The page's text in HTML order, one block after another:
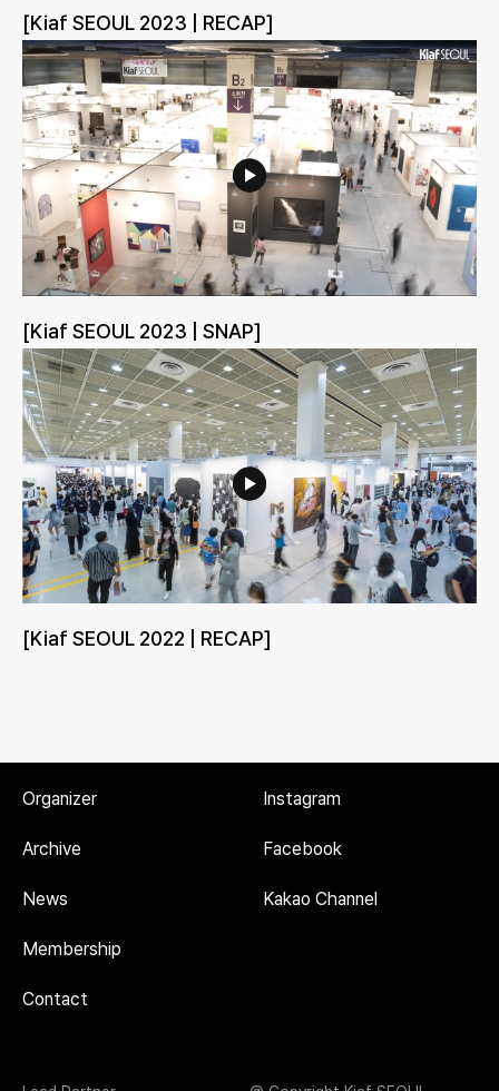
[Kiaf SEOUL 2023 | RECAP]
[Kiaf SEOUL 2023 | SNAP]
[Kiaf SEOUL 2022 | RECAP]
Organizer
Archive
News
Membership
Contact
Instagram
Facebook
Kakao Channel